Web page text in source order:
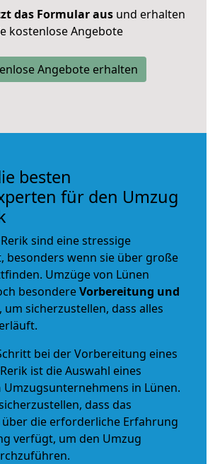
das Formular ausund erhalten
kostenlose Angebote
Angebote erhalten
besten
für den Umzug
sind eine stressige
besonders wenn sie über große
Umzüge von Lünen
besondereVorbereitung und
, um sicherzustellen, dass alles
bei der Vorbereitung eines
ist die Auswahl eines
Umzugsunternehmens in Lünen.
dass das
die erforderliche Erfahrung
verfügt, um den Umzug